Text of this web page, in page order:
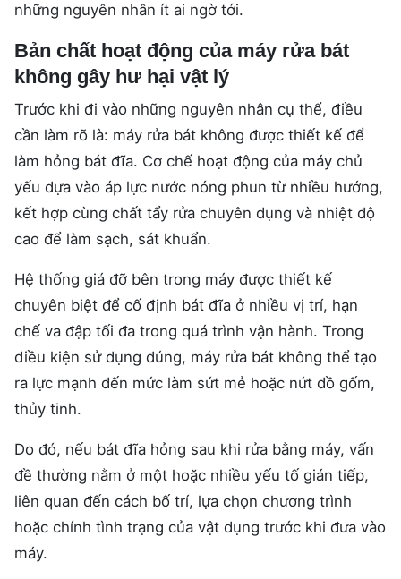
những nguyên nhân ít ai ngờ tới.
Bản chất hoạt động của máy rửa bát
không gây hư hại vật lý
Trước khi đi vào những nguyên nhân cụ thể, điều
cần làm rõ là: máy rửa bát không được thiết kế để
làm hỏng bát đĩa. Cơ chế hoạt động của máy chủ
yếu dựa vào áp lực nước nóng phun từ nhiều hướng,
kết hợp cùng chất tẩy rửa chuyên dụng và nhiệt độ
cao để làm sạch, sát khuẩn.
Hệ thống giá đỡ bên trong máy được thiết kế
chuyên biệt để cố định bát đĩa ở nhiều vị trí, hạn
chế va đập tối đa trong quá trình vận hành. Trong
điều kiện sử dụng đúng, máy rửa bát không thể tạo
ra lực mạnh đến mức làm sứt mẻ hoặc nứt đồ gốm,
thủy tinh.
Do đó, nếu bát đĩa hỏng sau khi rửa bằng máy, vấn
đề thường nằm ở một hoặc nhiều yếu tố gián tiếp,
liên quan đến cách bố trí, lựa chọn chương trình
hoặc chính tình trạng của vật dụng trước khi đưa vào
máy.